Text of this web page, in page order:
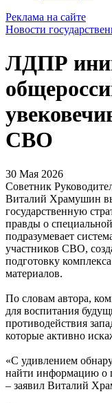
Реклама на сайте
Новости
ЛДПР
СВО
30 Мая 2026
Советник
Виталий Храмушин
государственную
правды о
подразумевает
участников СВО,
подготовку
материалов.
По словам автора,
для воспитания
противодействия
которые активно
«С удивлением
найти информацию о
– заявил Виталий